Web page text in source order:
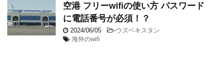
空港 フリーwifiの使い方 パスワード
に電話番号が必須！？
2024/06/05 -ウズベキスタン
海外のwifi